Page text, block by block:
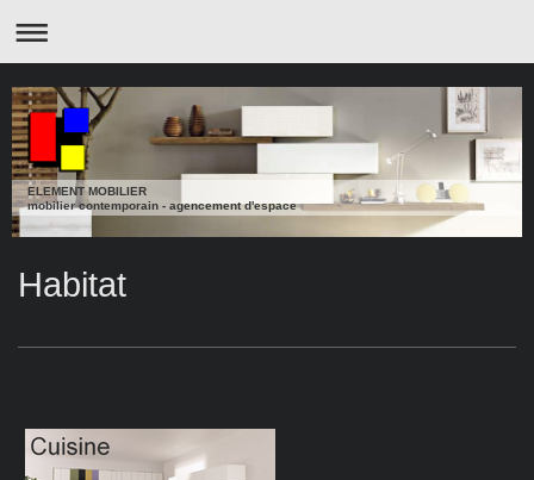
ELEMENT MOBILIER
mobilier contemporain - agencement d'espace
Habitat